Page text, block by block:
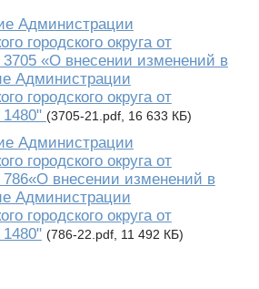
Администрации
городского округа от
«О внесении изменений в
Администрации
городского округа от
(3705-21.pdf, 16 633 КБ)
Администрации
городского округа от
внесении изменений в
Администрации
городского округа от
(786-22.pdf, 11 492 КБ)